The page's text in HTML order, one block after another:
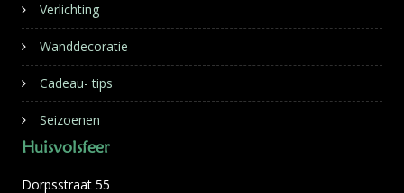
Verlichting
Wanddecoratie
Cadeau- tips
Seizoenen
Huisvolsfeer
Dorpsstraat 55